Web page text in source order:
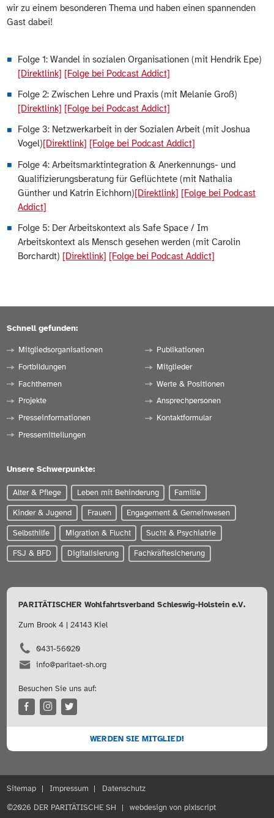
wir zu einem besonderen Thema und haben einen spannenden
Gast dabei!
Folge 1: Wandel in sozialen Organisationen (mit Hendrik Epe)
[Direktlink] [Folge bei Podcast Addict]
Folge 2: Zwischen Lehre und Praxis (mit Melanie Groß)
[Direktlink] [Folge bei Podcast Addict]
Folge 3: Netzwerkarbeit in der Sozialen Arbeit (mit Joshua
Vogel)[Direktlink] [Folge bei Podcast Addict]
Folge 4: Arbeitsmarktintegration & Anerkennungs- und
Qualifizierungsberatung für Geflüchtete (mit Nathalia
Günther und Katrin Eichhorn)[Direktlink] [Folge bei Podcast
Addict]
Folge 5: Der Arbeitskontext als Safe Space / Im
Arbeitskontext als Mensch gesehen werden (mit Carolin
Borchardt) [Direktlink] [Folge bei Podcast Addict]
Schnell gefunden:
Mitgliedsorganisationen
Fortbildungen
Fachthemen
Projekte
Presseinformationen
Pressemitteilungen
Publikationen
Mitglieder
Werte & Positionen
Ansprechpersonen
Kontaktformular
Unsere Schwerpunkte:
Alter & Pflege Leben mit Behinderung Familie
Kinder & Jugend Frauen Engagement & Gemeinwesen
Selbsthilfe Migration & Flucht Sucht & Psychiatrie
FSJ & BFD Digitalisierung Fachkräftesicherung
PARITÄTISCHER Wohlfahrtsverband Schleswig-Holstein e.V.
Zum Brook 4 | 24143 Kiel
0431-56020
info@paritaet-sh.org
Besuchen Sie uns auf:
WERDEN SIE MITGLIED!
Sitemap Impressum
Datenschutz
©2026 DER PARITÄTISCHE SH
webdesign von pixlscript